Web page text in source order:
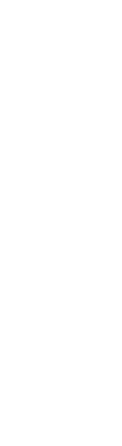
示しないようお願いしま
メンバーズにご登録され
および当社の共同利用者
るものではありません。
は出荷製品に未対応品が
り、2022年1月12日よ
響を及ぼさない年数を意
該第三者に通知します。
担当のオムロン制御